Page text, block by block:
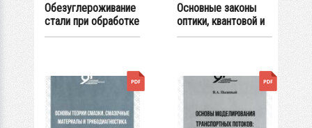
Обезуглероживание
стали при обработке
в интервале...
Основные законы
оптики, квантовой и
ядерной...